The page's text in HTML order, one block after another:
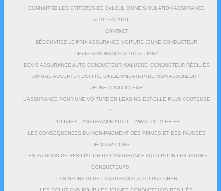
CONNAITRE LES CRITÈRES DE CALCUL D’UNE SIMULATION ASSURANCE
AUTO EN 2019
CONTACT
DÉCOUVREZ LE PRIX ASSURANCE VOITURE JEUNE CONDUCTEUR
DEVIS ASSURANCE AUTO ALLIANZ
DEVIS ASSURANCE AUTO CONDUCTEUR MALUSSÉ, CONDUCTEUR RÉSILIÉS
DOIS-JE ACCEPTER L’OFFRE D’INDEMNISATION DE MON ASSUREUR ?
JEUNE CONDUCTEUR
L’ASSURANCE POUR UNE VOITURE EN LEASING EST-ELLE PLUS COÛTEUSE
?
L’OLIVIER – ASSURANCE AUTO – WWW.LOLIVIER.FR
LES CONSÉQUENCES DU NON-PAIEMENT DES PRIMES ET DES FAUSSES
DÉCLARATIONS
LES RAISONS DE RÉSILIATION DE L’ASSURANCE AUTO POUR LES JEUNES
CONDUCTEURS
LES SECRETS DE L’ASSURANCE AUTO PAS CHER
LES SOLUTIONS POUR LES JEUNES CONDUCTEURS RÉSILIÉS